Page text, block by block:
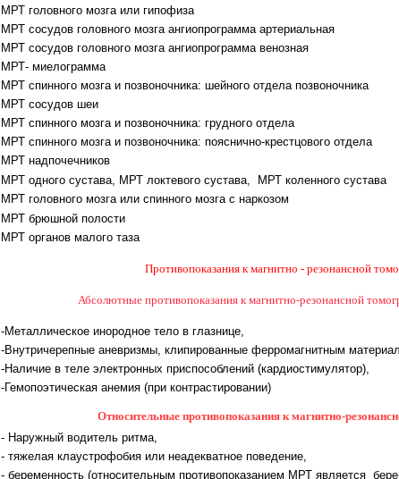
МРТ головного мозга или гипофиза
МРТ сосудов головного мозга ангиопрограмма артериальная
МРТ сосудов головного мозга ангиопрограмма венозная
МРТ- миелограмма
МРТ спинного мозга и позвоночника: шейного отдела позвоночника
МРТ сосудов шеи
МРТ спинного мозга и позвоночника: грудного отдела
МРТ спинного мозга и позвоночника: пояснично-крестцового отдела
МРТ надпочечников
МРТ одного сустава, МРТ локтевого сустава, МРТ коленного сустава
МРТ головного мозга или спинного мозга с наркозом
МРТ брюшной полости
МРТ органов малого таза
Противопоказания к магнитно - резонансной
Абсолютные противопоказания к магнитно-резонансной
-Металлическое инородное тело в глазнице,
-Внутричерепные аневризмы, клипированные ферромагнитным
-Наличие в теле электронных приспособлений (кардиостимулятор),
-Гемопоэтическая анемия (при контрастировании)
Относительные противопоказания к магнитно-
- Наружный водитель ритма,
- тяжелая клаустрофобия или неадекватное поведение,
- беременность (относительным противопоказанием МРТ является